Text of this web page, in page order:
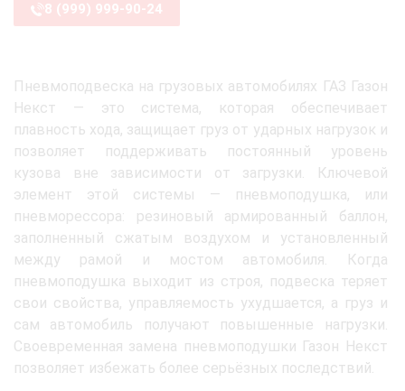
8 (999) 999-90-24
Пневмоподвеска на грузовых автомобилях ГАЗ Газон
Некст — это система, которая обеспечивает
плавность хода, защищает груз от ударных нагрузок и
позволяет поддерживать постоянный уровень
кузова вне зависимости от загрузки. Ключевой
элемент этой системы — пневмоподушка, или
пневморессора: резиновый армированный баллон,
заполненный сжатым воздухом и установленный
между рамой и мостом автомобиля. Когда
пневмоподушка выходит из строя, подвеска теряет
свои свойства, управляемость ухудшается, а груз и
сам автомобиль получают повышенные нагрузки.
Своевременная замена пневмоподушки Газон Некст
позволяет избежать более серьёзных последствий.